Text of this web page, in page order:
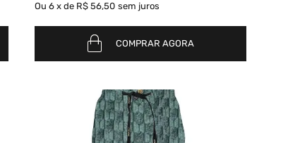
Ou6 x de R$ 56,50 sem juros
COMPRAR AGORA